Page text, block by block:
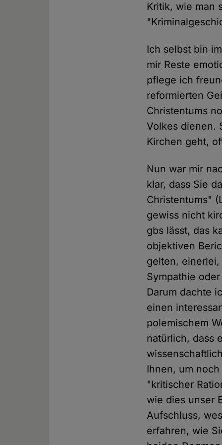
Kritik, wie man
Ich selbst bin
mir Reste
pflege ich
reformierten
Christentums
Volkes dienen.
Kirchen geht,
Nun war mir
klar, dass Sie
Christentums"
gewiss nicht
gbs lässt, das
objektiven
gelten,
Sympathie
Darum dachte
einen
polemischem
natürlich, dass
Ihnen, um
"kritischer
wie dies unser
Aufschluss,
erfahren, wie